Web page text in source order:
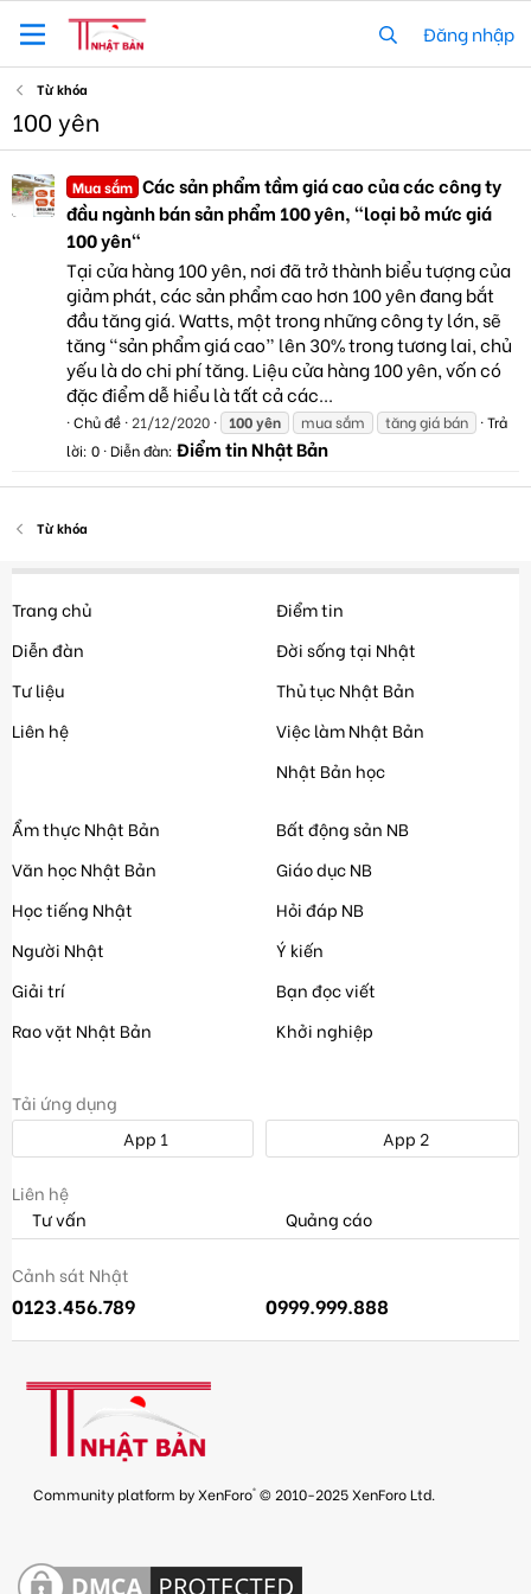
Đăng nhập
Từ khóa
100 yên
Mua sắm Các sản phẩm tầm giá cao của các công ty
đầu ngành bán sản phẩm 100 yên, "loại bỏ mức giá
100 yên"
Tại cửa hàng 100 yên, nơi đã trở thành biểu tượng của
giảm phát, các sản phẩm cao hơn 100 yên đang bắt
đầu tăng giá. Watts, một trong những công ty lớn, sẽ
tăng “sản phẩm giá cao” lên 30% trong tương lai, chủ
yếu là do chi phí tăng. Liệu cửa hàng 100 yên, vốn có
đặc điểm dễ hiểu là tất cả các...
Chủ đề 21/12/2020 100yên mua sắm tăng giá bán
Trả
lời: 0 Diễn đàn: Điểm tin Nhật Bản
Từ khóa
Trang chủ
Diễn đàn
Tư liệu
Liên hệ
Điểm tin
Đời sống tại Nhật
Thủ tục Nhật Bản
Việc làm Nhật Bản
Nhật Bản học
Ẩm thực Nhật Bản
Văn học Nhật Bản
Học tiếng Nhật
Người Nhật
Giải trí
Rao vặt Nhật Bản
Bất động sản NB
Giáo dục NB
Hỏi đáp NB
Ý kiến
Bạn đọc viết
Khởi nghiệp
Tải ứng dụng
App 1
App 2
Liên hệ
Tư vấn
Quảng cáo
Cảnh sát Nhật
0123.456.789 0999.999.888
Community platform by XenForo® © 2010-2025 XenForo Ltd.